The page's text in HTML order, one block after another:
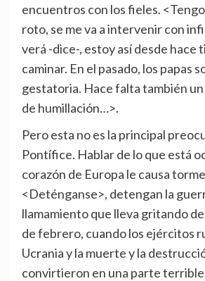
encuentros con los fieles.
roto, se me va a intervenir con
verá -dice-, estoy así desde hace
caminar. En el pasado, los papas
gestatoria. Hace falta también
de humillación…>.
Pero esta no es la principal
Pontífice. Hablar de lo que está
corazón de Europa le causa
<Deténganse>, detengan la
llamamiento que lleva gritando
de febrero, cuando los ejércitos
Ucrania y la muerte y la
convirtieron en una parte